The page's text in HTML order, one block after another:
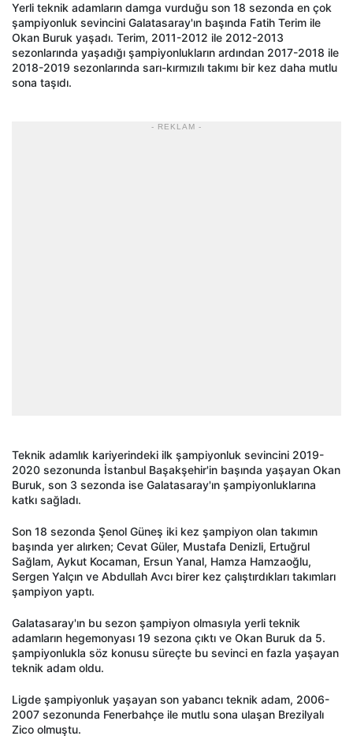
Yerli teknik adamların damga vurduğu son 18 sezonda en çok
şampiyonluk sevincini Galatasaray'ın başında Fatih Terim ile
Okan Buruk yaşadı. Terim, 2011-2012 ile 2012-2013
sezonlarında yaşadığı şampiyonlukların ardından 2017-2018 ile
2018-2019 sezonlarında sarı-kırmızılı takımı bir kez daha mutlu
sona taşıdı.
- REKLAM -
Teknik adamlık kariyerindeki ilk şampiyonluk sevincini 2019-
2020 sezonunda İstanbul Başakşehir'in başında yaşayan Okan
Buruk, son 3 sezonda ise Galatasaray'ın şampiyonluklarına
katkı sağladı.
Son 18 sezonda Şenol Güneş iki kez şampiyon olan takımın
başında yer alırken; Cevat Güler, Mustafa Denizli, Ertuğrul
Sağlam, Aykut Kocaman, Ersun Yanal, Hamza Hamzaoğlu,
Sergen Yalçın ve Abdullah Avcı birer kez çalıştırdıkları takımları
şampiyon yaptı.
Galatasaray'ın bu sezon şampiyon olmasıyla yerli teknik
adamların hegemonyası 19 sezona çıktı ve Okan Buruk da 5.
şampiyonlukla söz konusu süreçte bu sevinci en fazla yaşayan
teknik adam oldu.
Ligde şampiyonluk yaşayan son yabancı teknik adam, 2006-
2007 sezonunda Fenerbahçe ile mutlu sona ulaşan Brezilyalı
Zico olmuştu.